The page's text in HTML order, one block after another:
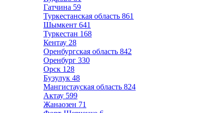
Гатчина 59
Туркестанская область 861
Шымкент 641
Туркестан 168
Кентау 28
Оренбургская область 842
Оренбург 330
Орск 128
Бузулук 48
Мангистауская область 824
Актау 599
Жанаозен 71